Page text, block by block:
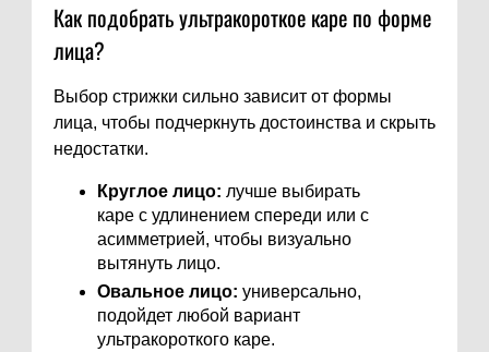
Как подобрать ультракороткое каре по форме
лица?
Выбор стрижки сильно зависит от формы
лица, чтобы подчеркнуть достоинства и скрыть
недостатки.
Круглое лицо: лучше выбирать
каре с удлинением спереди или с
асимметрией, чтобы визуально
вытянуть лицо.
Овальное лицо: универсально,
подойдет любой вариант
ультракороткого каре.